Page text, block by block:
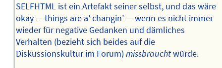
SELFHTML ist ein Artefakt seiner selbst, und das wäre
okay — things are a’ changin’ — wenn es nicht immer
wieder für negative Gedanken und dämliches
Verhalten (bezieht sich beides auf die
Diskussionskultur im Forum) missbrauchtwürde.